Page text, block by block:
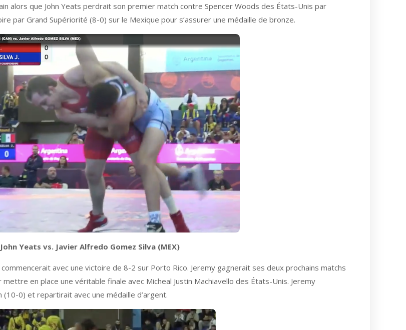
alors que John Yeats perdrait son premier match contre Spencer Woods des États-Unis par
par Grand Supériorité (8-0) sur le Mexique pour s’assurer une médaille de bronze.
John Yeats vs. Javier Alfredo Gomez Silva (MEX)
avec une victoire de 8-2 sur Porto Rico. Jeremy gagnerait ses deux prochains matchs
en place une véritable finale avec Micheal Justin Machiavello des États-Unis. Jeremy
0) et repartirait avec une médaille d’argent.